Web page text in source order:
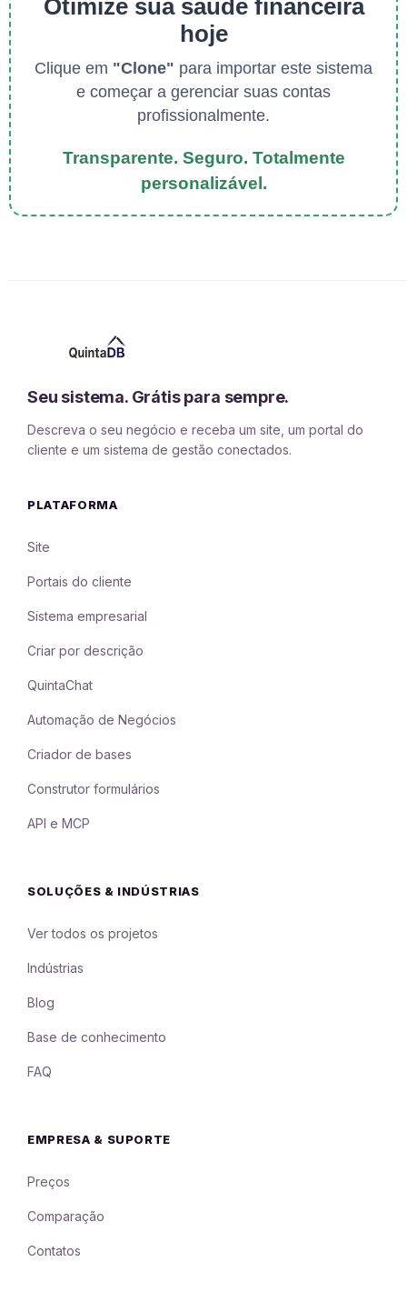
Otimize sua saúde financeira
hoje
Clique em "Clone" para importar este sistema
e começar a gerenciar suas contas
profissionalmente.
Transparente. Seguro. Totalmente
personalizável.
Seu sistema. Grátis para sempre.
Descreva o seu negócio e receba um site, um portal do
cliente e um sistema de gestão conectados.
PLATAFORMA
Site
Portais do cliente
Sistema empresarial
Criar por descrição
QuintaChat
Automação de Negócios
Criador de bases
Construtor formulários
API e MCP
SOLUÇÕES & INDÚSTRIAS
Ver todos os projetos
Indústrias
Blog
Base de conhecimento
FAQ
EMPRESA & SUPORTE
Preços
Comparação
Contatos